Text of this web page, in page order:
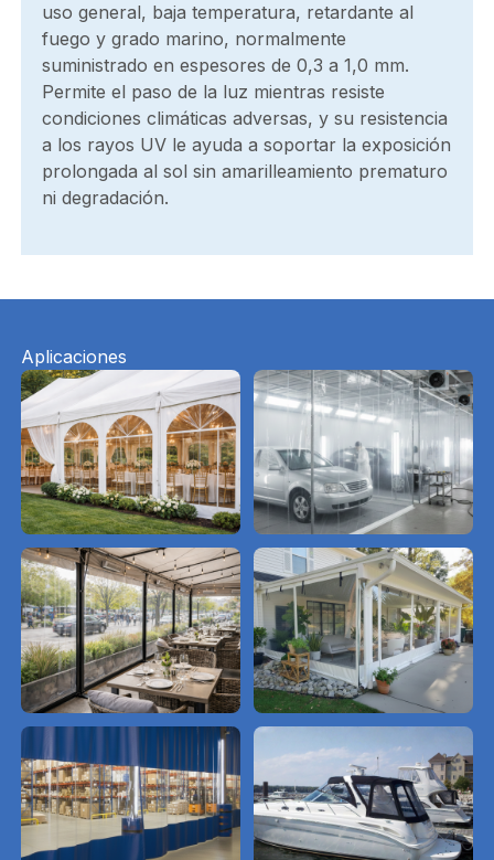
uso general, baja temperatura, retardante al
fuego y grado marino, normalmente
suministrado en espesores de 0,3 a 1,0 mm.
Permite el paso de la luz mientras resiste
condiciones climáticas adversas, y su resistencia
a los rayos UV le ayuda a soportar la exposición
prolongada al sol sin amarilleamiento prematuro
ni degradación.
Aplicaciones